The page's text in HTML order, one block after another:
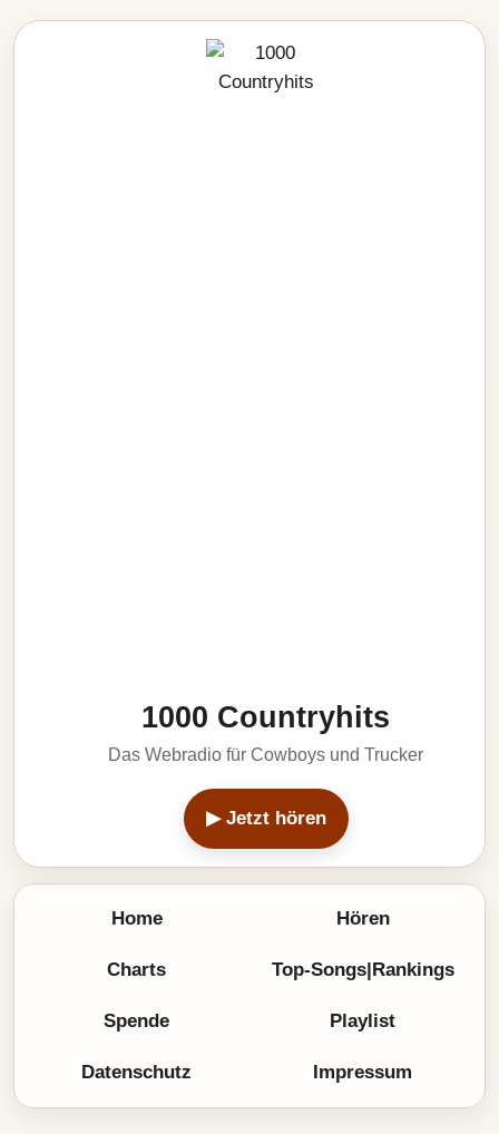
1000 Countryhits
Das Webradio für Cowboys und Trucker
▶ Jetzt hören
Home Hören
Charts Top-Songs|Rankings
Spende Playlist
Datenschutz Impressum